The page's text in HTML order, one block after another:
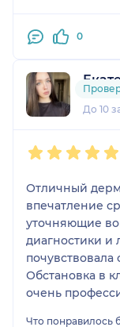
0
1 отзыв
До 10
Отличный
впечатление
уточняющие
диагностики и
Обстановка в
очень
Что понравилось